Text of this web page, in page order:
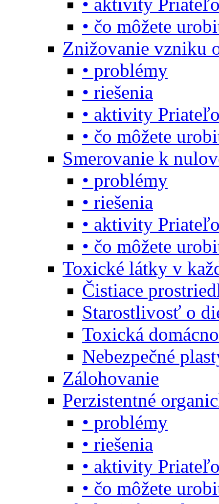
• čo môžete
Znižovanie vzniku
• problémy
• riešenia
• aktivity
• čo môžete
Smerovanie k
• problémy
• riešenia
• aktivity
• čo môžete
Toxické látky v
Čistiace
Starostlivosť o
Toxická
Nebezpečné
Zálohovanie
Perzistentné
• problémy
• riešenia
• aktivity
• čo môžete